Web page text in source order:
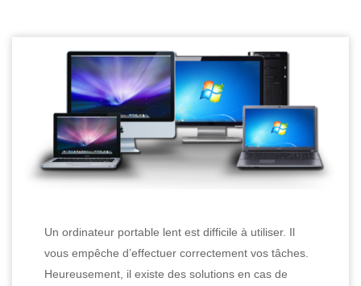
Un ordinateur portable lent est difficile à utiliser. Il
vous empêche d’effectuer correctement vos tâches.
Heureusement, il existe des solutions en cas de